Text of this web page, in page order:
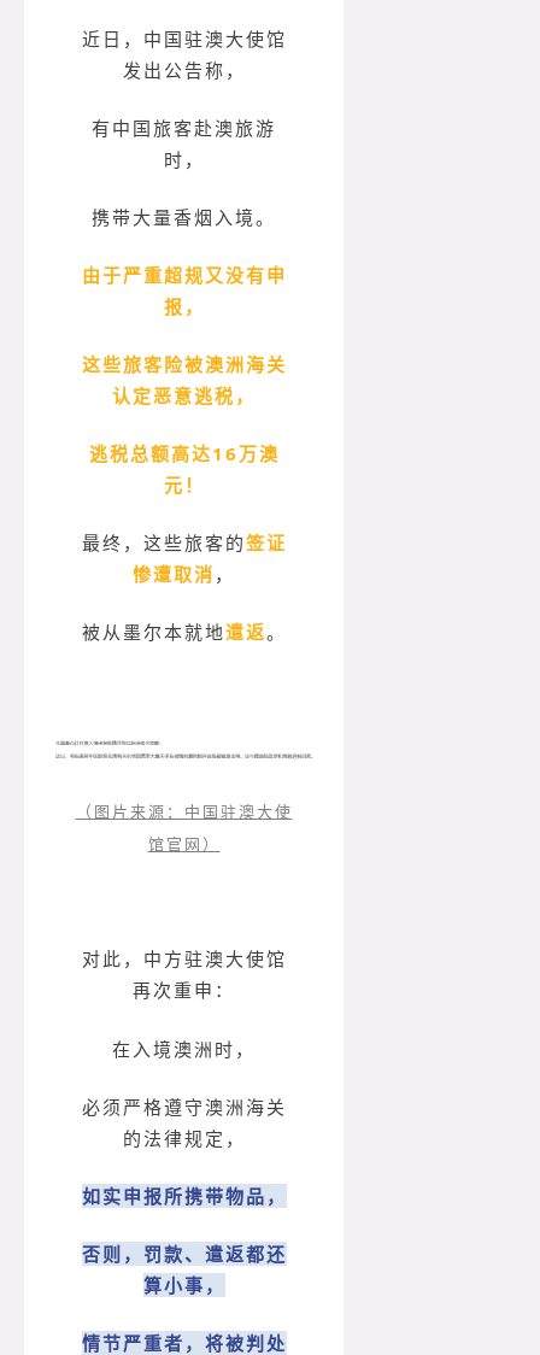
近日，中国驻澳大使馆
发出公告称，
有中国旅客赴澳旅游
时，
携带大量香烟入境。
由于严重超规又没有申
报，
这些旅客险被澳洲海关
认定恶意逃税，
逃税总额高达16万澳
元！
最终，这些旅客的签证
惨遭取消 ，
被从墨尔本就地遣返。
（图片来源：中国驻澳大使
馆官网）
对此，中方驻澳大使馆
再次重申：
在入境澳洲时，
必须严格遵守澳洲海关
的法律规定，
如实申报所携带物品，
否则，罚款、遣返都还
算小事，
情节严重者，将被判处